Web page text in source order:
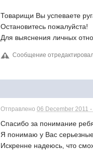
Товарищи Вы успеваете
Остановитесь пожалуйста!
Для выяснения личных
Сообщение
Отправлено06 December 2011
Спасибо за понимание
Я понимаю у Вас
Искренне надеюсь, что